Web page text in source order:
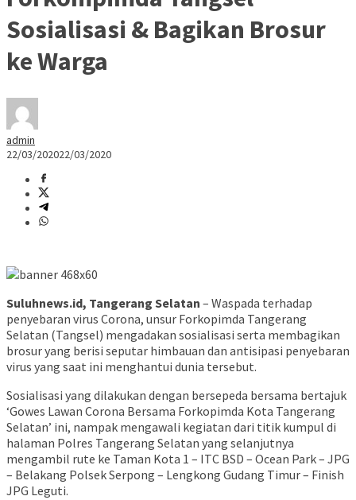
Sosialisasi & Bagikan Brosur
ke Warga
admin
22/03/202022/03/2020
Suluhnews.id, Tangerang Selatan – Waspada terhadap
penyebaran virus Corona, unsur Forkopimda Tangerang
Selatan (Tangsel) mengadakan sosialisasi serta membagikan
brosur yang berisi seputar himbauan dan antisipasi penyebaran
virus yang saat ini menghantui dunia tersebut.
Sosialisasi yang dilakukan dengan bersepeda bersama bertajuk
‘Gowes Lawan Corona Bersama Forkopimda Kota Tangerang
Selatan’ ini, nampak mengawali kegiatan dari titik kumpul di
halaman Polres Tangerang Selatan yang selanjutnya
mengambil rute ke Taman Kota 1 – ITC BSD – Ocean Park – JPG
– Belakang Polsek Serpong – Lengkong Gudang Timur – Finish
JPG Leguti.